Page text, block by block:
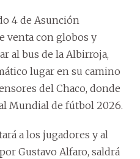
4 de Asunción
venta con globos y
al bus de la Albirroja,
lugar en su camino
del Chaco, donde
Mundial de fútbol 2026.
a los jugadores y al
Gustavo Alfaro, saldrá